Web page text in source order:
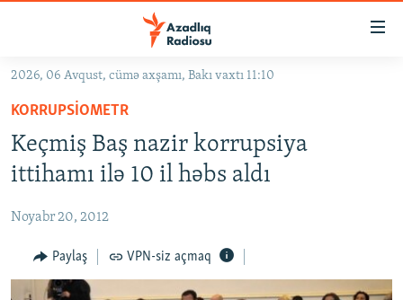
Əsas
qayıt
Əsas
naviqasiyaya
qayıt
Axtarışa
GÜNDƏM
KORRUPSIOMETR
FƏRQƏ BAX
QANUNI DOĞRU
ARAŞDIRMA
2026, 06 Avqust, cümə axşamı, Bakı vaxtı 11:10
KORRUPSIOMETR
Keçmiş Baş nazir korrupsiya
ittihamı ilə 10 il həbs aldı
Noyabr 20, 2012
Paylaş VPN-siz açmaq